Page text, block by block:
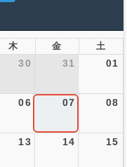
木 金 土
30 31 01
06 07 08
13 14 15